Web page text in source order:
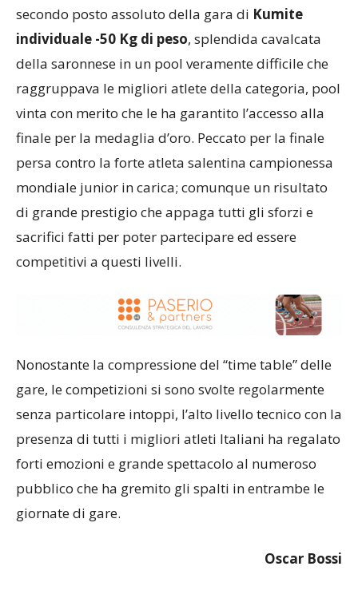
secondo posto assoluto della gara di Kumite
individuale -50 Kg di peso, splendida cavalcata
della saronnese in un pool veramente difficile che
raggruppava le migliori atlete della categoria, pool
vinta con merito che le ha garantito l’accesso alla
finale per la medaglia d’oro. Peccato per la finale
persa contro la forte atleta salentina campionessa
mondiale junior in carica; comunque un risultato
di grande prestigio che appaga tutti gli sforzi e
sacrifici fatti per poter partecipare ed essere
competitivi a questi livelli.
Nonostante la compressione del “time table” delle
gare, le competizioni si sono svolte regolarmente
senza particolare intoppi, l’alto livello tecnico con la
presenza di tutti i migliori atleti Italiani ha regalato
forti emozioni e grande spettacolo al numeroso
pubblico che ha gremito gli spalti in entrambe le
giornate di gare.
Oscar Bossi